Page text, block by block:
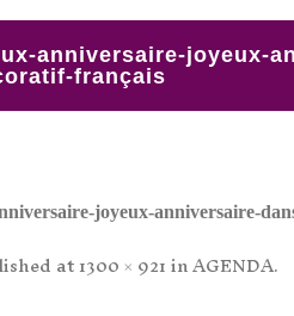
anniversaire-joyeux-
français
joyeux-anniversaire-
at1300 × 921inAGENDA.